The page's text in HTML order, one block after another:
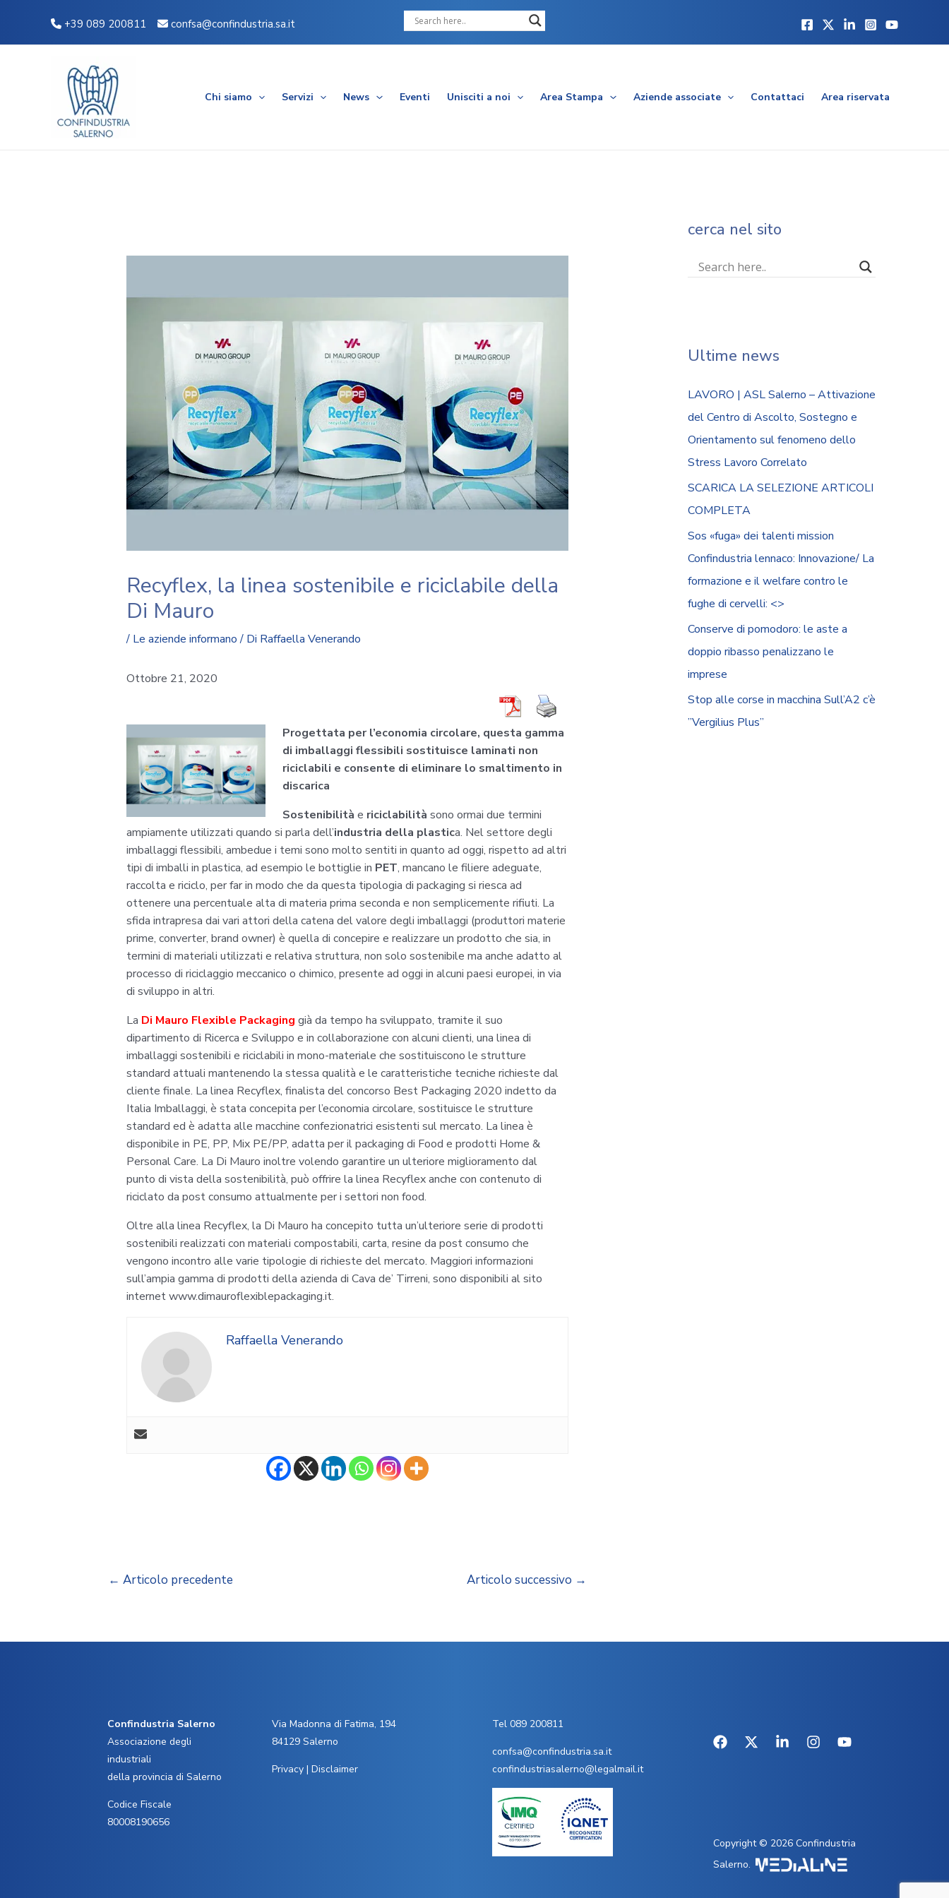
contenuto
+39 089 200811 confsa@confindustria.sa.it
Chi siamo Servizi News Eventi Unisciti a noi Area Stampa Aziende associate Contattaci Area riservata
Recyflex, la linea sostenibile e riciclabile della
Di Mauro
/ Le aziende informano/ Di Raffaella Venerando
Ottobre 21, 2020
Progettata per l’economia circolare, questa gamma
di imballaggi flessibili sostituisce laminati non
riciclabili e consente di eliminare lo smaltimento in
discarica
Sostenibilità e riciclabilità sono ormai due termini
ampiamente utilizzati quando si parla dell’industria della plastica. Nel settore degli
imballaggi flessibili, ambedue i temi sono molto sentiti in quanto ad oggi, rispetto ad altri
tipi di imballi in plastica, ad esempio le bottiglie in PET, mancano le filiere adeguate,
raccolta e riciclo, per far in modo che da questa tipologia di packaging si riesca ad
ottenere una percentuale alta di materia prima seconda e non semplicemente rifiuti. La
sfida intrapresa dai vari attori della catena del valore degli imballaggi (produttori materie
prime, converter, brand owner) è quella di concepire e realizzare un prodotto che sia, in
termini di materiali utilizzati e relativa struttura, non solo sostenibile ma anche adatto al
processo di riciclaggio meccanico o chimico, presente ad oggi in alcuni paesi europei, in via
di sviluppo in altri.
La Di Mauro Flexible Packaging già da tempo ha sviluppato, tramite il suo
dipartimento di Ricerca e Sviluppo e in collaborazione con alcuni clienti, una linea di
imballaggi sostenibili e riciclabili in mono-materiale che sostituiscono le strutture
standard attuali mantenendo la stessa qualità e le caratteristiche tecniche richieste dal
cliente finale. La linea Recyflex, finalista del concorso Best Packaging 2020 indetto da
Italia Imballaggi, è stata concepita per l’economia circolare, sostituisce le strutture
standard ed è adatta alle macchine confezionatrici esistenti sul mercato. La linea è
disponibile in PE, PP, Mix PE/PP, adatta per il packaging di Food e prodotti Home &
Personal Care. La Di Mauro inoltre volendo garantire un ulteriore miglioramento dal
punto di vista della sostenibilità, può offrire la linea Recyflex anche con contenuto di
riciclato da post consumo attualmente per i settori non food.
Oltre alla linea Recyflex, la Di Mauro ha concepito tutta un’ulteriore serie di prodotti
sostenibili realizzati con materiali compostabili, carta, resine da post consumo che
vengono incontro alle varie tipologie di richieste del mercato. Maggiori informazioni
sull’ampia gamma di prodotti della azienda di Cava de’ Tirreni, sono disponibili al sito
internet www.dimauroflexiblepackaging.it.
Raffaella Venerando
articoli
← Articolo precedente Articolo successivo →
cerca nel sito
Ultime news
LAVORO | ASL Salerno – Attivazione
del Centro di Ascolto, Sostegno e
Orientamento sul fenomeno dello
Stress Lavoro Correlato
SCARICA LA SELEZIONE ARTICOLI
COMPLETA
Sos «fuga» dei talenti mission
Confindustria lennaco: Innovazione/ La
formazione e il welfare contro le
fughe di cervelli: <>
Conserve di pomodoro: le aste a
doppio ribasso penalizzano le
imprese
Stop alle corse in macchina Sull’A2 c’è
”Vergilius Plus”
Confindustria Salerno
Associazione degli
industriali
della provincia di Salerno
Codice Fiscale
80008190656
Via Madonna di Fatima, 194
84129 Salerno
Privacy| Disclaimer
Tel 089 200811
confsa@confindustria.sa.it
confindustriasalerno@legalmail.it
Copyright © 2026 Confindustria
Salerno.